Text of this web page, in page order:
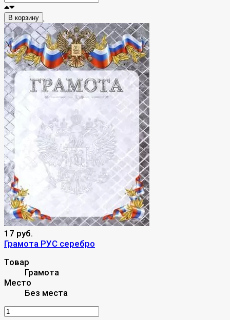
В корзину
17 руб.
Грамота РУС серебро
Товар
Грамота
Место
Без места